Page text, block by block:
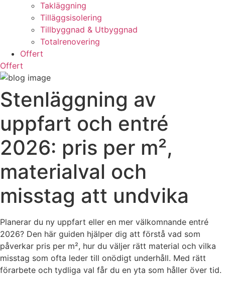
Takläggning
Tilläggsisolering
Tillbyggnad & Utbyggnad
Totalrenovering
Offert
Offert
Stenläggning av
uppfart och entré
2026: pris per m²,
materialval och
misstag att undvika
Planerar du ny uppfart eller en mer välkomnande entré
2026? Den här guiden hjälper dig att förstå vad som
påverkar pris per m², hur du väljer rätt material och vilka
misstag som ofta leder till onödigt underhåll. Med rätt
förarbete och tydliga val får du en yta som håller över tid.